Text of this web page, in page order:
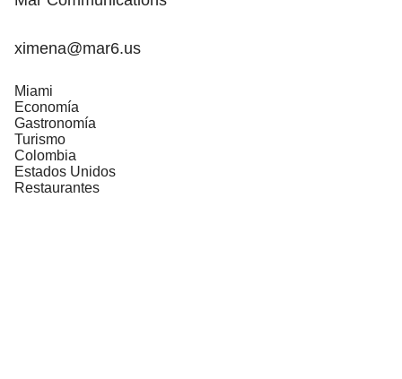
ximena@mar6.us
Miami
Economía
Gastronomía
Turismo
Colombia
Estados Unidos
Restaurantes